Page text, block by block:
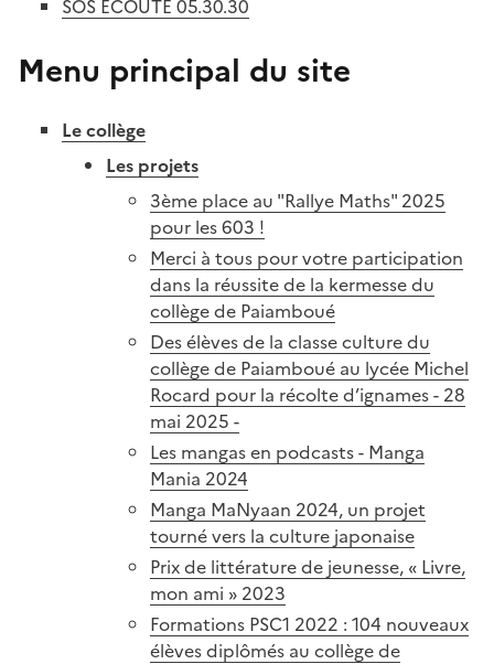
SOS ECOUTE 05.30.30
Menu principal du site
Le collège
Les projets
3ème place au "Rallye Maths" 2025
pour les 603 !
Merci à tous pour votre participation
dans la réussite de la kermesse du
collège de Paiamboué
Des élèves de la classe culture du
collège de Paiamboué au lycée Michel
Rocard pour la récolte d’ignames - 28
mai 2025 -
Les mangas en podcasts - Manga
Mania 2024
Manga MaNyaan 2024, un projet
tourné vers la culture japonaise
Prix de littérature de jeunesse, « Livre,
mon ami » 2023
Formations PSC1 2022 : 104 nouveaux
élèves diplômés au collège de